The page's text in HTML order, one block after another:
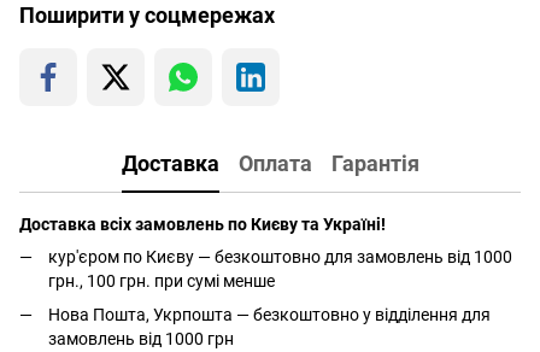
Поширити у соцмережах
Доставка Оплата Гарантія
Доставка всіх замовлень по Києву та Україні!
кур'єром по Києву — безкоштовно для замовлень від 1000
грн., 100 грн. при сумі менше
Нова Пошта, Укрпошта — безкоштовно у відділення для
замовлень від 1000 грн